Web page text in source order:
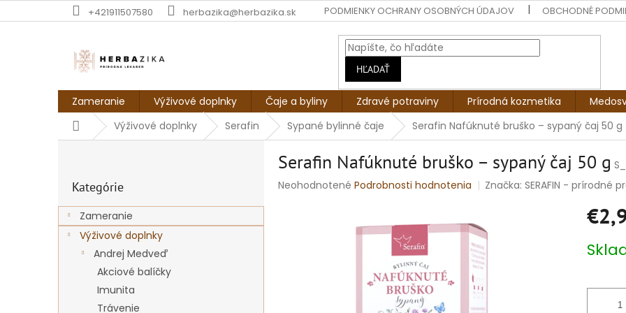
na
+421911507580 herbazika@herbazika.sk PODMIENKY OCHRANY OSOBNÝCH ÚDAJOV OBCHODNÉ
HĽADAŤ
Zameranie Výživové doplnky Čaje a byliny Zdravé potraviny Prírodná kozmetika
DomovVýživové doplnky Serafin Sypané bylinné čaje Serafin Nafúknuté bruško – sypaný čaj 50 g
ý
p
kategórie
Kategórie
Zameranie
Výživové doplnky
Andrej Medveď
Akciové balíčky
Imunita
Trávenie
Serafin Nafúknuté bruško – sypaný čaj 50 g
Priemerné
Neohodnotené Podrobnosti hodnotenia Značka:SERAFIN - prírodné
cena: